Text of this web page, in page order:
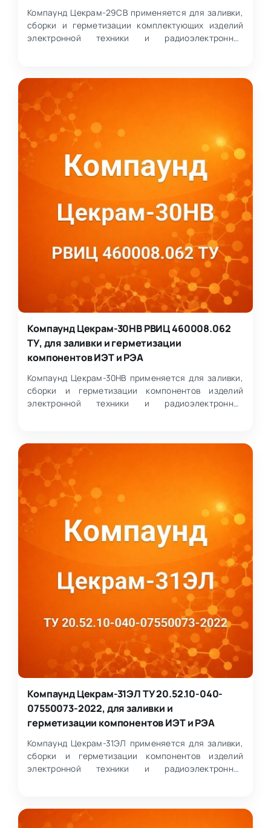
Компаунд Цекрам-29СВ применяется для заливки,
сборки и герметизации комплектующих изделий
электронной техники и радиоэлектронной
Компаунд Цекрам-30НВ РВИЦ 460008.062
ТУ, для заливки и герметизации
компонентов ИЭТ и РЭА
Компаунд Цекрам-30НВ применяется для заливки,
сборки и герметизации компонентов изделий
электронной техники и радиоэлектронной
Компаунд Цекрам-31ЭЛ ТУ 20.52.10-040-
07550073-2022, для заливки и
герметизации компонентов ИЭТ и РЭА
Компаунд Цекрам-31ЭЛ применяется для заливки,
сборки и герметизации компонентов изделий
электронной техники и радиоэлектронной